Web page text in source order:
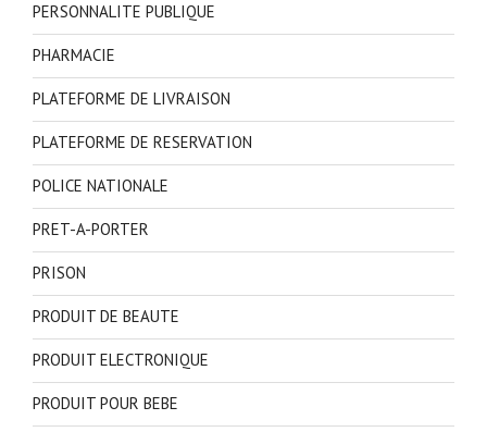
PERSONNALITE PUBLIQUE
PHARMACIE
PLATEFORME DE LIVRAISON
PLATEFORME DE RESERVATION
POLICE NATIONALE
PRET-A-PORTER
PRISON
PRODUIT DE BEAUTE
PRODUIT ELECTRONIQUE
PRODUIT POUR BEBE